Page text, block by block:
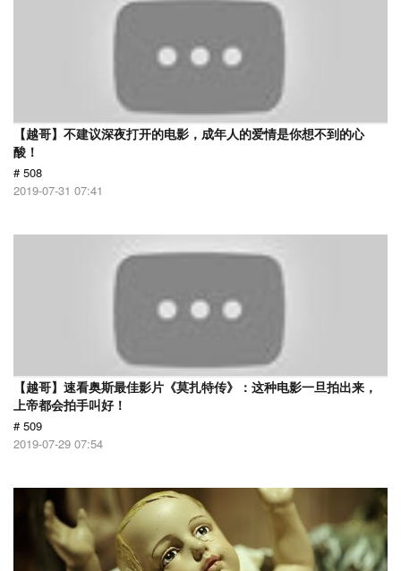
【越哥】不建议深夜打开的电影，成年人的爱情是你想不到的心
酸！
# 508
2019-07-31 07:41
【越哥】速看奥斯最佳影片《莫扎特传》：这种电影一旦拍出来，
上帝都会拍手叫好！
# 509
2019-07-29 07:54